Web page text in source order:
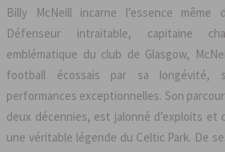
Billy McNeill incarne l’essence même
Défenseur intraitable, capitaine
emblématique du club de Glasgow,
football écossais par sa longévité,
performances exceptionnelles. Son
deux décennies, est jalonné d’exploits
une véritable légende du Celtic Park. De